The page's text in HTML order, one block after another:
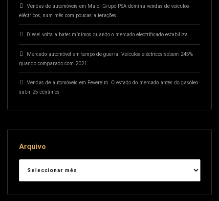
Vendas de automóveis em Maio: Grupo PSA domina vendas de veículos
eléctricos, num mês com poucas alterações.
Diesel volta a bater mínimos quando o mercado electrificado estabiliza
Mercado automóvel em tempo de guerra. Veículos eléctricos sobem 245%
quando comparado com 2021.
Vendas de automóveis em Fevereiro. O estado do mercado antes do gasóleo
subir 25 cêntimos
Arquivo